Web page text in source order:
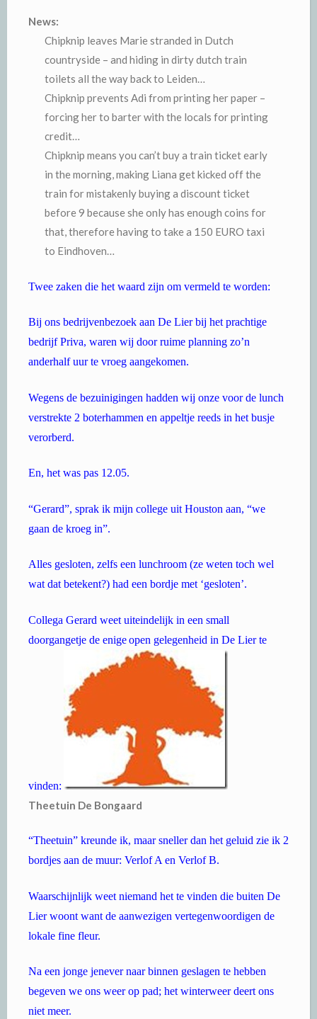
News:
Chipknip leaves Marie stranded in Dutch
countryside – and hiding in dirty dutch train
toilets all the way back to Leiden…
Chipknip prevents Adi from printing her paper –
forcing her to barter with the locals for printing
credit…
Chipknip means you can’t buy a train ticket early
in the morning, making Liana get kicked off the
train for mistakenly buying a discount ticket
before 9 because she only has enough coins for
that, therefore having to take a 150 EURO taxi
to Eindhoven…
Twee zaken die het waard zijn om vermeld te worden:
Bij ons bedrijvenbezoek aan De Lier bij het prachtige
bedrijf Priva, waren wij door ruime planning zo’n
anderhalf uur te vroeg aangekomen.
Wegens de bezuinigingen hadden wij onze voor de lunch
verstrekte 2 boterhammen en appeltje reeds in het busje
verorberd.
En, het was pas 12.05.
“Gerard”, sprak ik mijn college uit Houston aan, “we
gaan de kroeg in”.
Alles gesloten, zelfs een lunchroom (ze weten toch wel
wat dat betekent?) had een bordje met ‘gesloten’.
Collega Gerard weet uiteindelijk in een small
doorgangetje de enigeopen gelegenheid in De Lier te
vinden:
Theetuin De Bongaard
“Theetuin” kreunde ik, maar sneller dan het geluid zie ik 2
bordjes aan de muur: Verlof A en Verlof B.
Waarschijnlijk weet niemand het te vinden die buiten De
Lier woont want de aanwezigen vertegenwoordigen de
lokale fine fleur.
Na een jonge jenever naar binnen geslagen te hebben
begeven we ons weer op pad; het winterweer deert ons
niet meer.